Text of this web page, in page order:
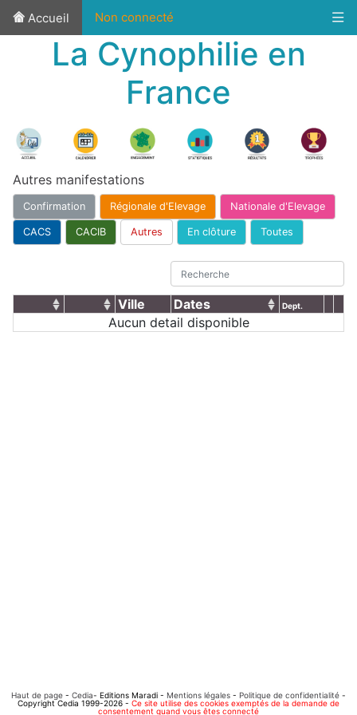
Accueil Non connecté
La Cynophilie en
France
Autres manifestations
Confirmation Régionale d'Elevage Nationale d'Elevage
CACS CACIB Autres En clôture Toutes
Ville Dates Dept.
Aucun detail disponible
Haut de page - Cedia- Editions Maradi - Mentions légales - Politique de confidentialité -
Copyright Cedia 1999-2026 - Ce site utilise des cookies exemptés de la demande de
consentement quand vous êtes connecté